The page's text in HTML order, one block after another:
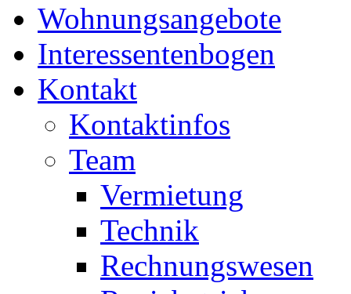
Wohnungsangebote
Interessentenbogen
Kontakt
Kontaktinfos
Team
Vermietung
Technik
Rechnungswesen